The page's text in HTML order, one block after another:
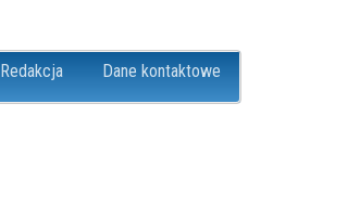
Redakcja Dane kontaktowe